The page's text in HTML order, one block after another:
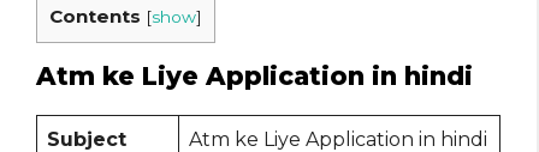
Contents [show]
Atm ke Liye Application in hindi
Subject Atm ke Liye Application in hindi